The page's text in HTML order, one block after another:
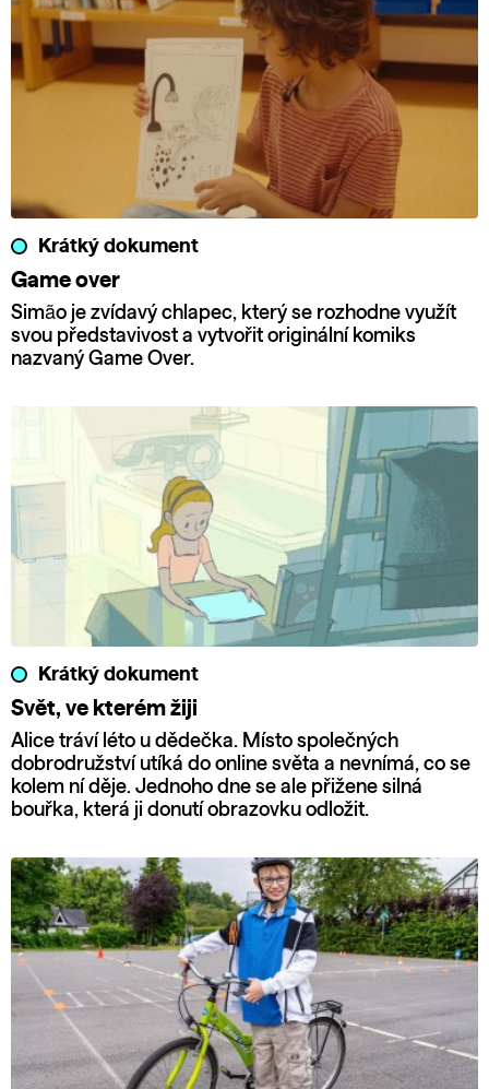
Krátký dokument
Game over
Simão je zvídavý chlapec, který se rozhodne využít
svou představivost a vytvořit originální komiks
nazvaný Game Over.
Krátký dokument
Svět, ve kterém žiji
Alice tráví léto u dědečka. Místo společných
dobrodružství utíká do online světa a nevnímá, co se
kolem ní děje. Jednoho dne se ale přižene silná
bouřka, která ji donutí obrazovku odložit.